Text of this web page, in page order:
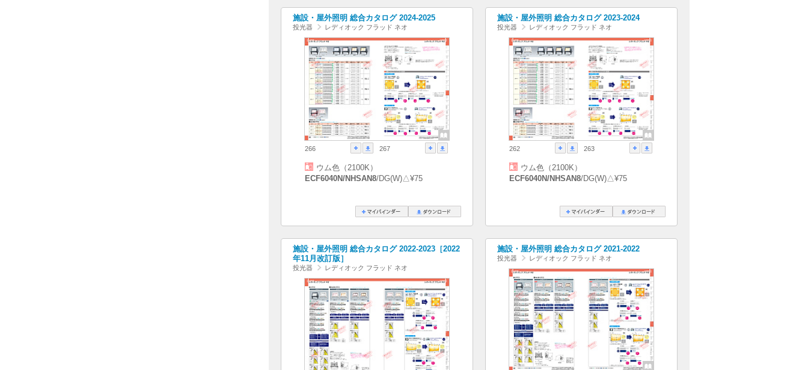
施設・屋外照明 総合カタログ 2024-2025
投光器 レディオック フラッド ネオ
266 267
ウム色（2100K）
ECF6040N/NHSAN8/DG(W)△¥75
施設・屋外照明 総合カタログ 2023-2024
投光器 レディオック フラッド ネオ
262 263
ウム色（2100K）
ECF6040N/NHSAN8/DG(W)△¥75
施設・屋外照明 総合カタログ 2022-2023［2022
年11月改訂版］
投光器 レディオック フラッド ネオ
施設・屋外照明 総合カタログ 2021-2022
投光器 レディオック フラッド ネオ